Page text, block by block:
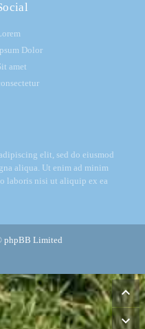
Dolor
amet
elit, sed do eiusmod
aliqua. Ut enim ad minim
laboris nisi ut aliquip ex ea
phpBB Limited